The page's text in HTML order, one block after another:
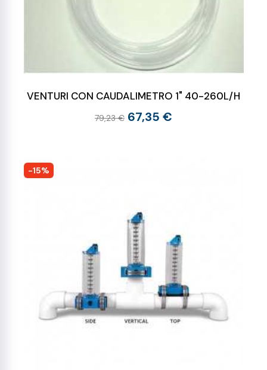
VENTURI CON CAUDALIMETRO 1" 40-260L/H
79,23 € 67,35 €
-15%